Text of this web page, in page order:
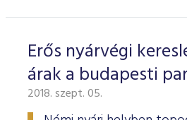
Erős nyárvégi
árak a budapesti
2018. szept. 05.